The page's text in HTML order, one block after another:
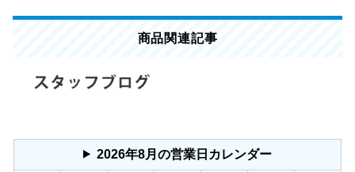
商品関連記事
2026年8月の営業日カレンダー